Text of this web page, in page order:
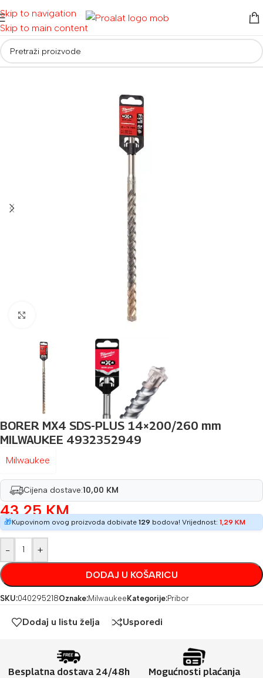
Skip to navigation
Skip to main content
Početna/ Pribor
BORER MX4 SDS-PLUS 14×200/260 mm
MILWAUKEE 4932352949
Milwaukee
Cijena dostave:10,00 KM
43,25KM
🎁Kupovinom ovog proizvoda dobivate 129 bodova! Vrijednost: 1,29 KM
- +
DODAJ U KOŠARICU
SKU:040295218Oznake:Milwaukee Kategorije:Pribor
Dodaj u listu želja Usporedi
Besplatna dostava 24/48h Mogućnosti plaćanja